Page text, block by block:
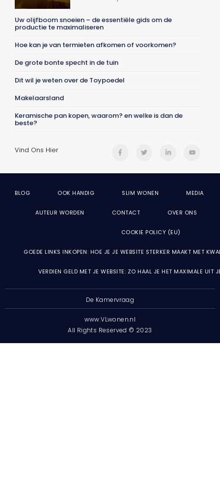
Uw olijfboom snoeien – de essentiële gids om de
productie te maximaliseren
Hoe kan je van termieten afkomen of voorkomen?
De grote bonte specht in de tuin
Dit wil je weten over de Toypoedel
Makelaarsland
Keramische pan kopen, waarom? en welke is dan de
beste?
Vind Ons Hier
BLOG OOK HANDIG SLIM WONEN MEDIA
AUTEUR WORDEN CONTACT OVER ONS
COOKIE POLICY (EU)
GOEDE LINKS INKOPEN: HOE JE JE WEBSITE STERKER MAAKT MET
VERDIEN GELD MET JE WEBSITE: ZO HAAL JE HET MAXIMALE UIT
De Kamervraag
www.VLwonen.nl
All Rights Reserved © 2023